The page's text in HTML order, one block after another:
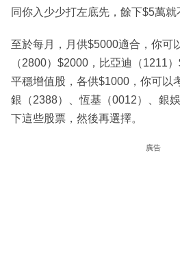
同你入少少打左底先，餘下$5萬就
至於每月，月供$5000適合，你可
（2800）$2000，比亞迪（1211
平穩增值股，各供$1000，你可以
銀（2388）、恆基（0012）、銀
下這些股票，然後再選擇。
廣告